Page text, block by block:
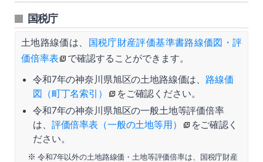
国税庁
土地路線価は、 国税庁財産評価基準書路線価図・評
価倍率表
で確認することができます。
令和7年の神奈川県旭区の土地路線価は、 路線価
図（町丁名索引）
をご確認ください。
令和7年の神奈川県旭区の一般土地等評価倍率
は、 評価倍率表（一般の土地等用）
をご確認く
ださい。
令和7年以外の土地路線価・土地等評価倍率は、国税庁財産